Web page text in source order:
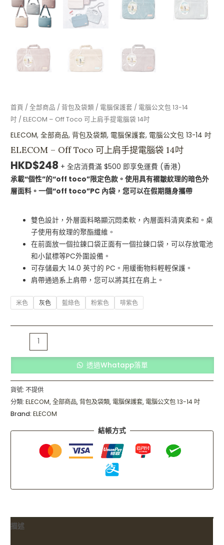
首頁 /全部商品 /背包及袋類 / 電腦保護套 / 電腦公文包 13-14
吋 / ELECOM – Off Toco 可上肩手提電腦袋 14吋
ELECOM,全部商品,背包及袋類, 電腦保護套, 電腦公文包 13-14 吋
ELECOM – Off Toco 可上肩手提電腦袋 14吋
HKD$248 + 全店消費滿 $500 即享免運費 (香港)
承載“個性”的“off toco”限定色款。使用具有褶皺紋理的暗色外
層面料。一個“off toco”PC 內袋，您可以在假期隨身攜帶
雙色設計，外層面料略顯沉悶柔軟，內層面料清爽柔和。桌
子使用有紋理的聚酯纖維。
在前面放一個拉鍊口袋正面有一個拉鍊口袋，可以存放電池
和小鼠標等PC外圍設備。
可存儲最大 14.0 英寸的 PC。用緩衝物料輕輕保護。
肩帶通過系上肩帶，您可以將其扛在肩上。
米色 灰色 藍綠色 粉紫色 啡紫色
透過Whatapp落單
貨號:不提供
分類:ELECOM,全部商品,背包及袋類,電腦保護套,電腦公文包 13-14 吋
Brand:ELECOM
結帳方式
描述